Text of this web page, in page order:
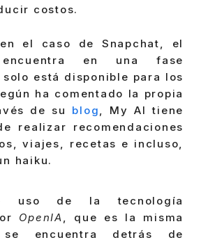
costos.
el caso de Snapchat, el
en una fase
está disponible para los
ha comentado la propia
de su blog, My AI tiene
realizar recomendaciones
viajes, recetas e incluso,
haiku.
uso de la tecnología
OpenIA, que es la misma
encuentra detrás de